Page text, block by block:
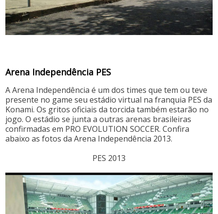
Arena Independência PES
A Arena Independência é um dos times que tem ou teve
presente no game seu estádio virtual na franquia PES da
Konami. Os gritos oficiais da torcida também estarão no
jogo. O estádio se junta a outras arenas brasileiras
confirmadas em PRO EVOLUTION SOCCER. Confira
abaixo as fotos da Arena Independência 2013.
PES 2013